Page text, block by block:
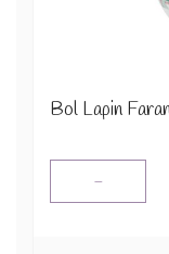
Bol Lapin
-